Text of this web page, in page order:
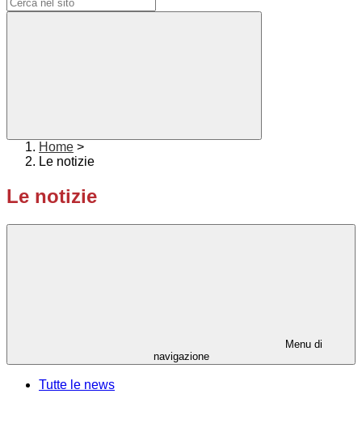
Home >
Le notizie
Le notizie
Menu di
navigazione
Tutte le news